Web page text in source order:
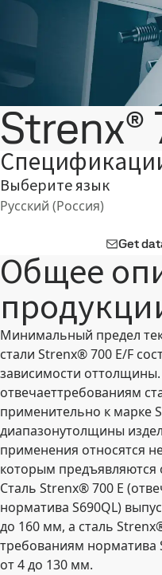
Strenx®
Выберите язык
Русский (Россия)
Get
Общее
Минимальный предел
стали Strenx® 700 E/F
зависимости
отвечаеттребованиям
применительно к марке
диапазонутолщины
применения относятся
которым предъявляются
Сталь Strenx® 700 E
норматива S690QL)
до 160 мм, а сталь
требованиям норматива
от 4 до 130 мм.